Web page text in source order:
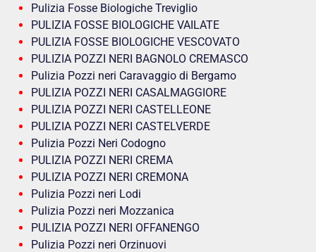
Pulizia Fosse Biologiche Treviglio
PULIZIA FOSSE BIOLOGICHE VAILATE
PULIZIA FOSSE BIOLOGICHE VESCOVATO
PULIZIA POZZI NERI BAGNOLO CREMASCO
Pulizia Pozzi neri Caravaggio di Bergamo
PULIZIA POZZI NERI CASALMAGGIORE
PULIZIA POZZI NERI CASTELLEONE
PULIZIA POZZI NERI CASTELVERDE
Pulizia Pozzi Neri Codogno
PULIZIA POZZI NERI CREMA
PULIZIA POZZI NERI CREMONA
Pulizia Pozzi neri Lodi
Pulizia Pozzi neri Mozzanica
PULIZIA POZZI NERI OFFANENGO
Pulizia Pozzi neri Orzinuovi